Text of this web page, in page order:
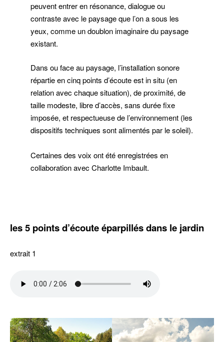
peuvent entrer en résonance, dialogue ou
contraste avec le paysage que l’on a sous les
yeux, comme un doublon imaginaire du paysage
existant.
Dans ou face au paysage, l’installation sonore
répartie en cinq points d’écoute est in situ (en
relation avec chaque situation), de proximité, de
taille modeste, libre d’accès, sans durée fixe
imposée, et respectueuse de l’environnement (les
dispositifs techniques sont alimentés par le soleil).
Certaines des voix ont été enregistrées en
collaboration avec Charlotte Imbault.
les 5 points d’écoute éparpillés dans le jardin
extrait 1